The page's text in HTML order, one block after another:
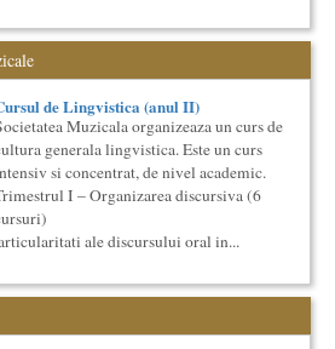
cultural
(platforma Internet)
de a construi un sistem complex de
universala: Marile capodopere
II)
un curs de cultura generala
concentrat si intensiv, de nivel
(anul II)
ani, in parteneriat cu Universitatea
Marile texte literare ale
de Lingvistica (anul II)
Muzicala organizeaza un curs de
generala lingvistica. Este un curs
si concentrat, de nivel academic.
I – Organizarea discursiva (6
ale discursului oral in...